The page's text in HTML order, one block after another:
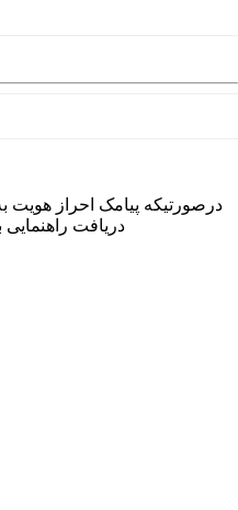
درصورتیکه پیامک احراز هویت
دریافت راهنمایی